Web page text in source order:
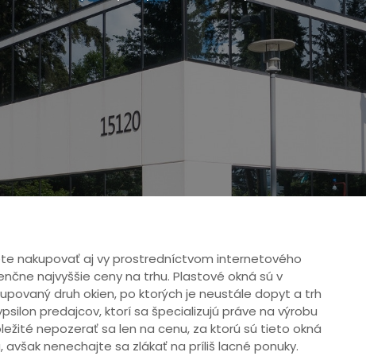
nakupovať aj vy prostredníctvom internetového
najvyššie ceny na trhu. Plastové okná sú v
druh okien, po ktorých je neustále dopyt a trh
predajcov, ktorí sa špecializujú práve na výrobu
nepozerať sa len na cenu, za ktorú sú tieto okná
nenechajte sa zlákať na príliš lacné ponuky.